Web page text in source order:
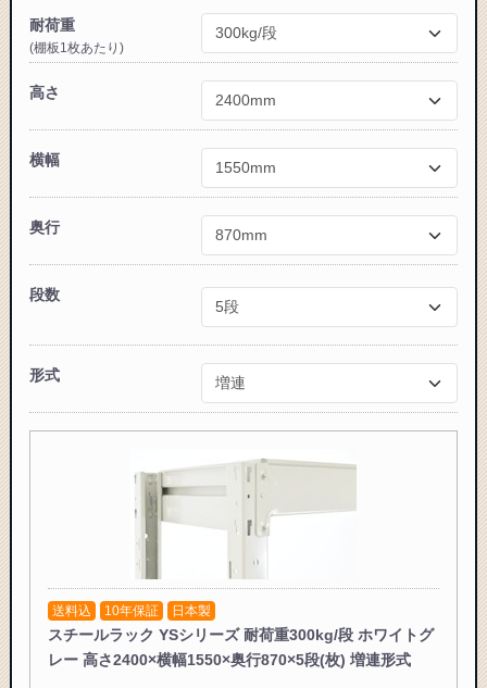
耐荷重
(棚板1枚あたり)
高さ
横幅
奥行
段数
形式
送料込 10年保証 日本製
スチールラック YSシリーズ 耐荷重300kg/段 ホワイトグ
レー 高さ2400×横幅1550×奥行870×5段(枚) 増連形式
カートに追加しました。
スチールラック3台以上の場合、見積書にてお値引き保証い
たします！
1台でも大量導入でも無料お見積・ご注文を受け付けており
ます(安心保証付き)
カートへ進む
無料お見積する